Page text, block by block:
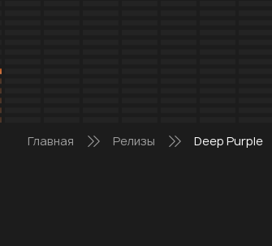
Главная Релизы Deep Purple